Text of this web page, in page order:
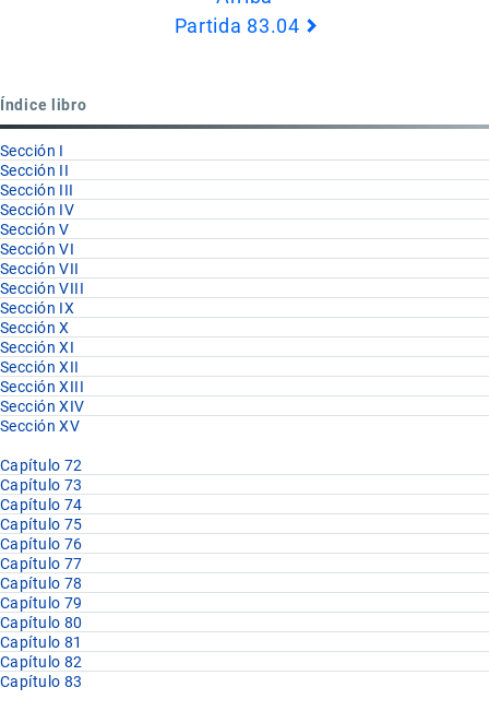
Partida 83.04
Índice libro
Sección I
Sección II
Sección III
Sección IV
Sección V
Sección VI
Sección VII
Sección VIII
Sección IX
Sección X
Sección XI
Sección XII
Sección XIII
Sección XIV
Sección XV
Capítulo 72
Capítulo 73
Capítulo 74
Capítulo 75
Capítulo 76
Capítulo 77
Capítulo 78
Capítulo 79
Capítulo 80
Capítulo 81
Capítulo 82
Capítulo 83